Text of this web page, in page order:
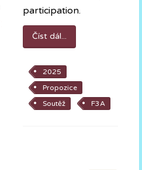
participation.
Číst dál...
2025
Propozice
Soutěž
F3A